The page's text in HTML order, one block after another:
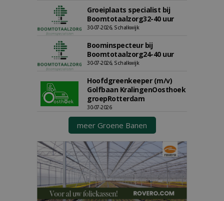
Groeiplaats specialist bij
Boomtotaalzorg32-40 uur
30-07-2026, Schalkwijk
Boominspecteur bij
Boomtotaalzorg24-40 uur
30-07-2026, Schalkwijk
Hoofdgreenkeeper (m/v)
Golfbaan KralingenOosthoek
groepRotterdam
30-07-2026
meer Groene Banen